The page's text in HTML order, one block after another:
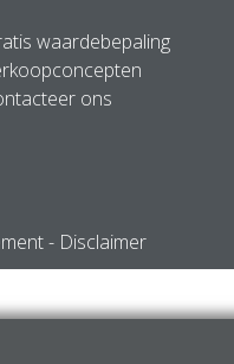
waardebepaling
ons
- Disclaimer